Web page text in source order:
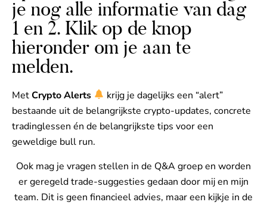
je nog alle informatie van dag
1 en 2. Klik op de knop
hieronder om je aan te
melden.
MetCrypto Alerts
krijg je dagelijks een “alert”
bestaande uit de belangrijkste crypto-updates, concrete
tradinglessen én de belangrijkste tips voor een
geweldige bull run.
Ook mag je vragen stellen in de Q&A groep en worden
er geregeld trade-suggesties gedaan door mij en mijn
team. Dit is geen financieel advies, maar een kijkje in de